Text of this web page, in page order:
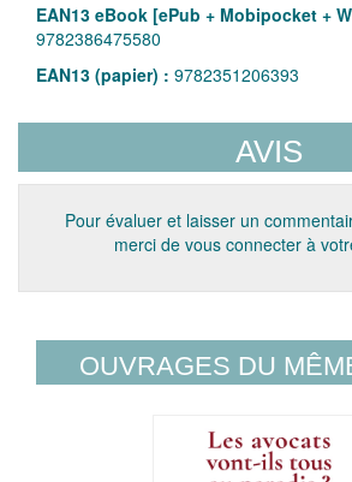
EAN13 eBook [ePub + Mobipocket +
9782386475580
EAN13 (papier) : 9782351206393
AVIS
Pour évaluer et laisser un
merci de vous connecter à
OUVRAGES DU